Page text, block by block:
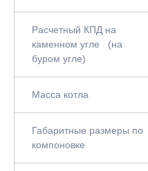
Расчетный КПД на
каменном угле (на
буром угле)
Масса котла
Габаритные размеры по
компоновке